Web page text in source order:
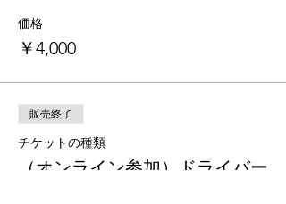
価格
￥4,000
販売終了
チケットの種類
（オンライン参加）ドライバー